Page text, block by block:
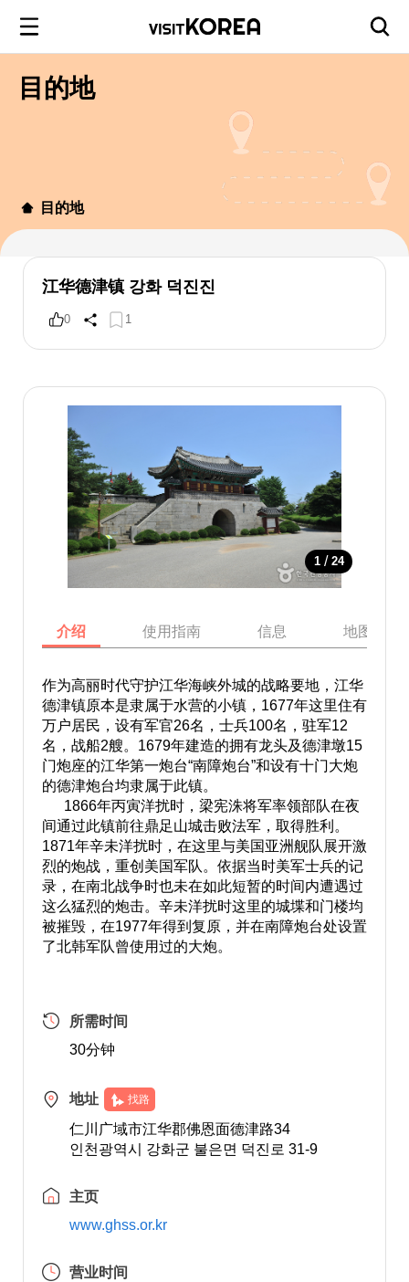
目的地
目的地
江华德津镇 강화 덕진진
0 1
1 / 24
介绍 使用指南 信息 地图
作为高丽时代守护江华海峡外城的战略要地，江华
德津镇原本是隶属于水营的小镇，1677年这里住有
万户居民，设有军官26名，士兵100名，驻军12
名，战船2艘。1679年建造的拥有龙头及德津墩15
门炮座的江华第一炮台“南障炮台”和设有十门大炮
的德津炮台均隶属于此镇。
1866年丙寅洋扰时，梁宪洙将军率领部队在夜
间通过此镇前往鼎足山城击败法军，取得胜利。
1871年辛未洋扰时，在这里与美国亚洲舰队展开激
烈的炮战，重创美国军队。依据当时美军士兵的记
录，在南北战争时也未在如此短暂的时间内遭遇过
这么猛烈的炮击。辛未洋扰时这里的城堞和门楼均
被摧毁，在1977年得到复原，并在南障炮台处设置
了北韩军队曾使用过的大炮。
所需时间
30分钟
地址 找路
仁川广域市江华郡佛恩面德津路34
인천광역시 강화군 불은면 덕진로 31-9
主页
www.ghss.or.kr
营业时间